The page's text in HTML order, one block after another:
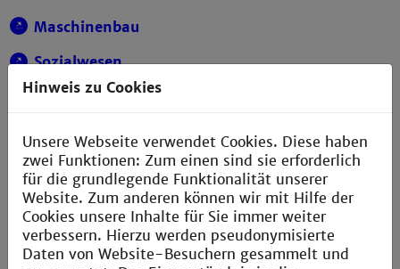
Maschinenbau
Sozialwesen
Verfahrens- & Chemietechnik
Wirtschaftsingenieurwesen
Hinweis zu Cookies
Unsere Webseite verwendet Cookies. Diese haben
zwei Funktionen: Zum einen sind sie erforderlich
für die grundlegende Funktionalität unserer
Website. Zum anderen können wir mit Hilfe der
Cookies unsere Inhalte für Sie immer weiter
verbessern. Hierzu werden pseudonymisierte
Daten von Website-Besuchern gesammelt und